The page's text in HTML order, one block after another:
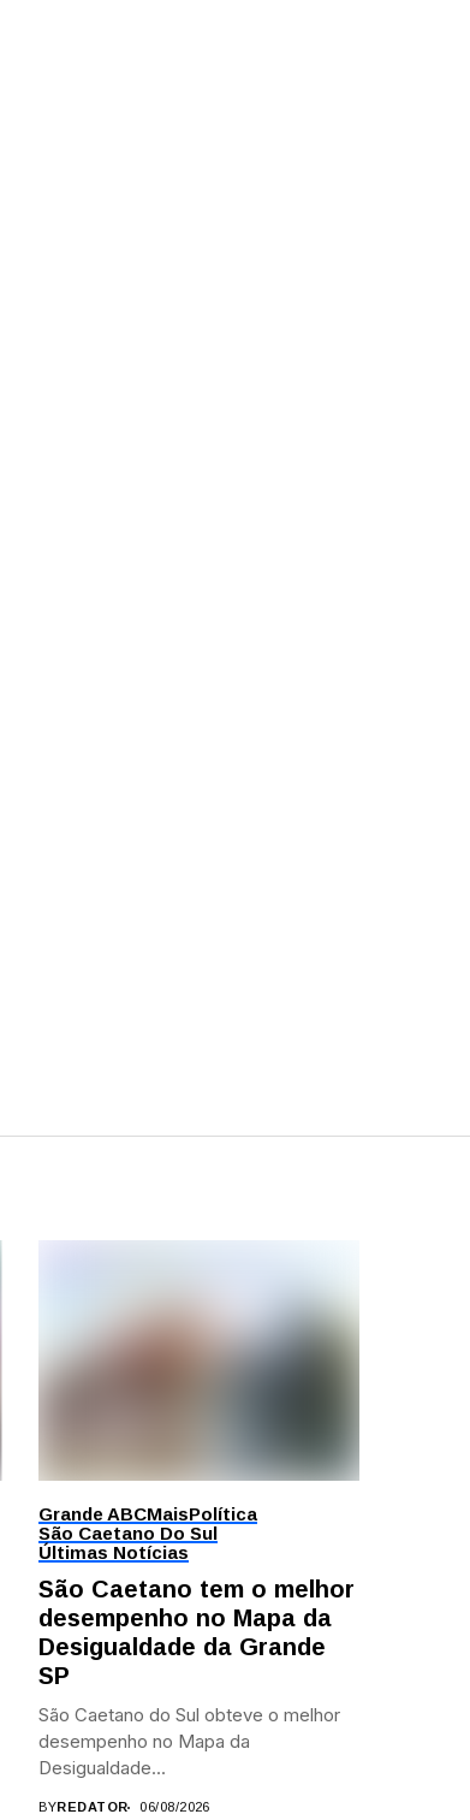
Grande ABCMaisPolítica
São Caetano Do Sul
Últimas Notícias
São Caetano tem o melhor
desempenho no Mapa da
Desigualdade da Grande
SP
São Caetano do Sul obteve o melhor
desempenho no Mapa da
Desigualdade...
BYREDATOR 06/08/2026